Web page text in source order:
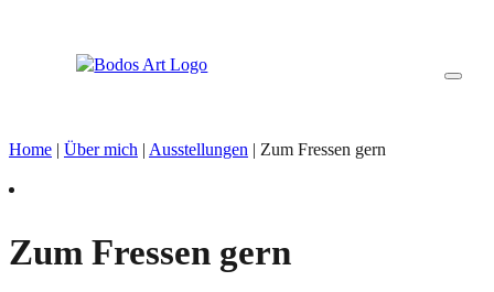
Home | Über mich | Ausstellungen | Zum Fressen gern
Zum Fressen gern